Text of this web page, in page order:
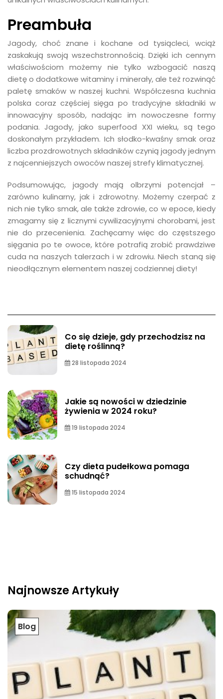
Preambuła
Jagody, choć znane i kochane od tysiącleci, wciąż
zaskakują swoją wszechstronnością. Dzięki ich cennym
właściwościom możemy nie tylko wzbogacić naszą
dietę o dodatkowe witaminy i minerały, ale też rozwinąć
paletę smaków w naszej kuchni. Współczesna kuchnia
polska coraz częściej sięga po tradycyjne składniki w
innowacyjny sposób, nadając im nowoczesne formy
podania. Jagody, jako superfood XXI wieku, są tego
doskonałym przykładem. Ich słodko-kwaśny smak oraz
liczba prozdrowotnych składników czynią jagody jednym
z najcenniejszych owoców naszej strefy klimatycznej.
Podsumowując, jagody mają olbrzymi potencjał –
zarówno kulinarny, jak i zdrowotny. Możemy czerpać z
nich nie tylko smak, ale także zdrowie, co w epoce, kiedy
zmagamy się z licznymi cywilizacyjnymi chorobami, jest
nie do przecenienia. Zachęcamy więc do częstszego
sięgania po te owoce, które potrafią zrobić prawdziwe
cuda na naszych talerzach i w zdrowiu. Niech staną się
nieodłącznym elementem naszej codziennej diety!
Co się dzieje, gdy przechodzisz na
dietę roślinną?
28 listopada 2024
Jakie są nowości w dziedzinie
żywienia w 2024 roku?
19 listopada 2024
Czy dieta pudełkowa pomaga
schudnąć?
15 listopada 2024
Najnowsze Artykuły
Blog